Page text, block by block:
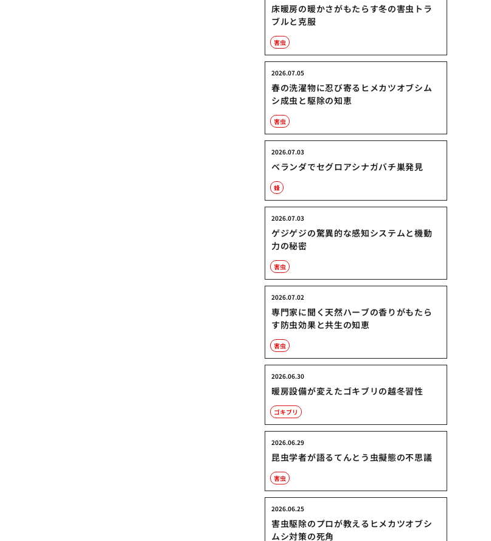
床暖房の暖かさがもたらす冬の害虫トラ
ブルと克服
害虫
春の洗濯物に忍び寄るヒメカツオブシム
シ成虫と駆除の知恵
2026.07.05
害虫
ベランダでセグロアシナガバチ巣発見
2026.07.03
蜂
ゲジゲジの驚異的な感知システムと機動
力の秘密
2026.07.03
害虫
専門家に聞く天然ハーブの香りがもたら
す防虫効果と共生の知恵
2026.07.02
害虫
暖房設備が変えたゴキブリの越冬習性
2026.06.30
ゴキブリ
昆虫学者が語るてんとう虫擬態の不思議
2026.06.29
害虫
害虫駆除のプロが教えるヒメカツオブシ
ムシ対策の死角
2026.06.25